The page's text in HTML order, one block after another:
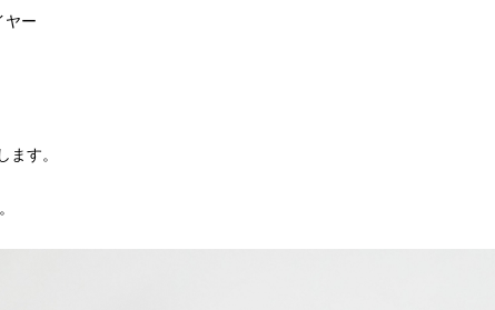
ー
ます。